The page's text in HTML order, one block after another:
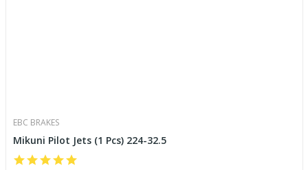
EBC BRAKES
Mikuni Pilot Jets (1 Pcs) 224-32.5